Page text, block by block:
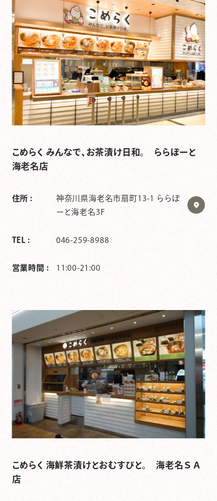
こめらく みんなで、お茶漬け日和。 ららぽーと
海老名店
住所 :
神奈川県海老名市扇町13-1 ららぽ
ーと海老名3F
TEL : 046-259-8988
営業時間 : 11:00-21:00
こめらく 海鮮茶漬けとおむすびと。 海老名ＳＡ
店